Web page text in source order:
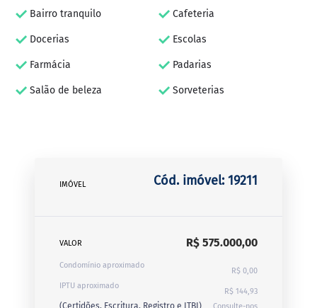
Bairro tranquilo Cafeteria
Docerias Escolas
Farmácia Padarias
Salão de beleza Sorveterias
IMÓVEL Cód. imóvel: 19211
VALOR R$ 575.000,00
Condomínio aproximado
R$ 0,00
IPTU aproximado
R$ 144,93
(Certidões, Escritura, Registro e ITBI)